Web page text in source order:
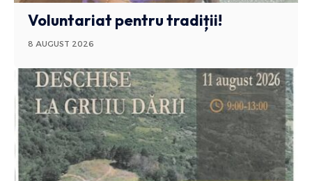
Voluntariat pentru tradiții!
8 AUGUST 2026